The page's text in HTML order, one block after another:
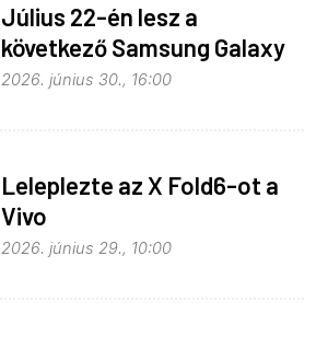
Július 22-én lesz a
következő Samsung Galaxy
Unpacked – ez várható
2026. június 30., 16:00
Leleplezte az X Fold6-ot a
Vivo
2026. június 29., 10:00